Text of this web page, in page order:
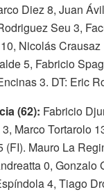
Diez 8, Juan
Seu 3,
Nicolás
5, Fabricio
3. DT: Eric
(62): Fabricio
Marco Tortarolo
(FI). Mauro La
0, Gonzalo
4, Tiago